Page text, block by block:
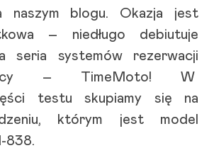
naszym blogu. Okazja jest
– niedługo debiutuje
seria systemów rezerwacji
– TimeMoto! W
testu skupiamy się na
którym jest model
838.